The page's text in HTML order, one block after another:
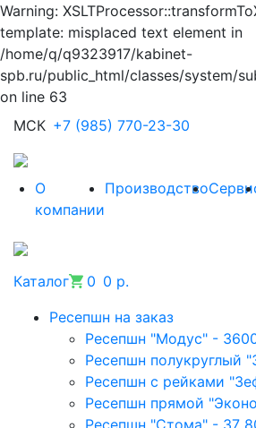
Warning:
template: misplaced text element in
/home/q/q9323917/kabinet-
spb.ru/public_html/classes/system/
on line 63
МСК +7 (985) 770-23-30
О
компании
Производство
Каталог 0 0 р.
Ресепшн на заказ
Ресепшн "Модус" -
Ресепшн полукруглый
Ресепшн с рейками
Ресепшн прямой
Ресепшн "Стома" - 37